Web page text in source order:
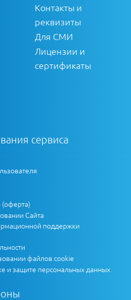
Контакты и
реквизиты
Для СМИ
Лицензии и
сертификаты
сервиса
Сайта
поддержки
файлов cookie
и защите персональных данных